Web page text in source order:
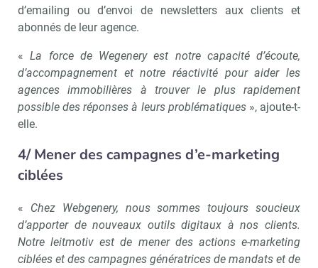
d’emailing ou d’envoi de newsletters aux clients et
abonnés de leur agence.
«La force de Wegenery est notre capacité d’écoute,
d’accompagnement et notre réactivité pour aider les
agences immobilières à trouver le plus rapidement
possible des réponses à leurs problématiques», ajoute-t-
elle.
4/ Mener des campagnes d’e-marketing
ciblées
« Chez Webgenery, nous sommes toujours soucieux
d’apporter de nouveaux outils digitaux à nos clients.
Notre leitmotiv est de mener des actions e-marketing
ciblées et des campagnes génératrices de mandats et de
Recevoir Immo Matin